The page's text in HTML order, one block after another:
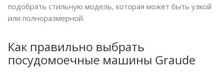
подобрать стильную модель, которая может быть узкой
или полноразмерной.
Как правильно выбрать
посудомоечные машины Graude